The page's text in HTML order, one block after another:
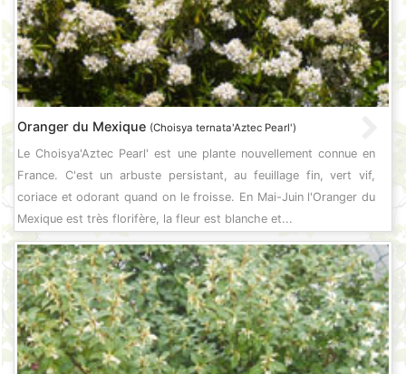
Oranger du Mexique (Choisya ternata'Aztec Pearl')
Le Choisya'Aztec Pearl' est une plante nouvellement connue en
France. C'est un arbuste persistant, au feuillage fin, vert vif,
coriace et odorant quand on le froisse. En Mai-Juin l'Oranger du
Mexique est très florifère, la fleur est blanche et...